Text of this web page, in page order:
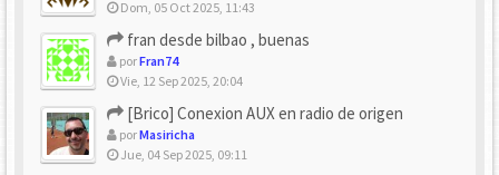
Dom, 05 Oct 2025, 11:43
fran desde bilbao , buenas
porFran74
Vie, 12 Sep 2025, 20:04
[Brico] Conexion AUX en radio de origen
porMasiricha
Jue, 04 Sep 2025, 09:11